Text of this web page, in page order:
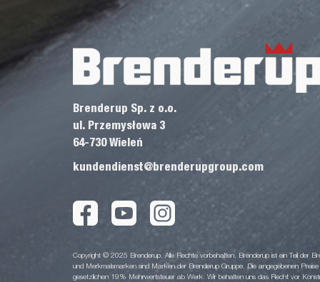
Brenderup Sp. z o.o.
ul. Przemysłowa 3
64-730 Wieleń
kundendienst@brenderupgroup.com
Copyright © 2025 Brenderup. Alle Rechte vorbehalten. Brenderup ist ein Teil der
und Merkmalsmarken sind Marken der Brenderup Gruppe. Die angegebenen Preise
gesetzlichen 19% Mehrwertsteuer ab Werk. Wir behalten uns das Recht vor